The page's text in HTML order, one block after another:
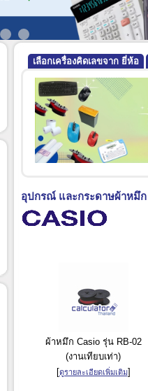
เลือกเครื่องคิดเลขจาก ยี่ห้อ
อุปกรณ์ และกระดาษผ้าหมึ
ผ้าหมึก Casio รุ่น RB-02
(งานเทียบเท่า)
[ดูรายละเอียดเพิ่มเติม]